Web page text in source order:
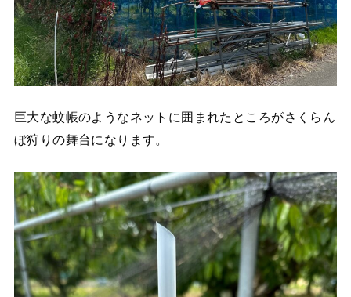
巨大な蚊帳のようなネットに囲まれたところがさくらん
ぼ狩りの舞台になります。